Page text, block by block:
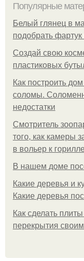
Популярные
Белый глянец в
подобрать фартук
Создай свою
пластиковых
Как построить
соломы.
недостатки
Смотритель
того, как камеры
в вольер к
В нашем доме
Какие деревья и
Какие деревья
Как сделать
перекрытия